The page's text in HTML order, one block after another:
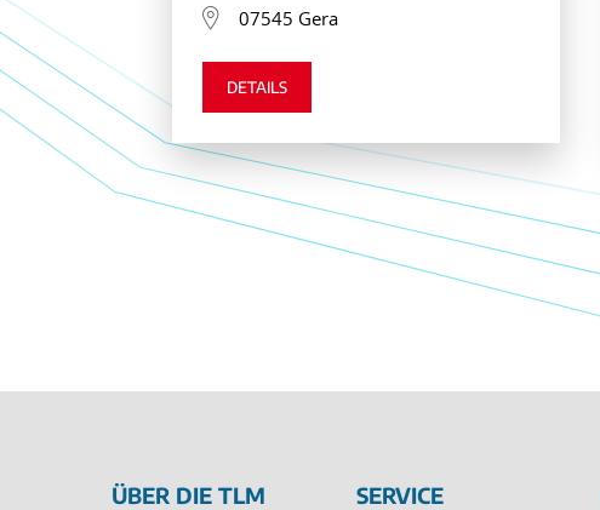
07545 Gera
DETAILS
ÜBER DIE TLM SERVICE